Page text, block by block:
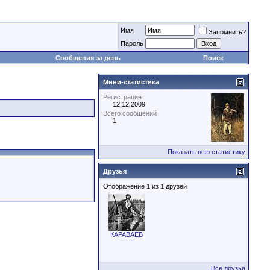
Имя
Запомнить?
Пароль
Сообщения за день Поиск
Мини-статистика
Регистрация
12.12.2009
Всего сообщений
1
Показать всю статистику
Друзья
Отображение 1 из 1 друзей
КАРАВАЕВ
Все друзья